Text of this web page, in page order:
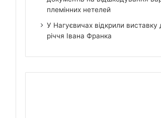
племінних нетелей
У Нагуєвичах відкрили виставку
річчя Івана Франка